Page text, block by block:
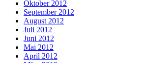
Oktober 2012
September 2012
August 2012
Juli 2012
Juni 2012
Mai 2012
April 2012